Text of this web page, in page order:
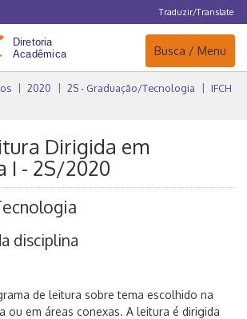
Traduzir/Translate
Navegação
Busca / Menu
2020 2S - Graduação/Tecnologia
IFCH
Dirigida em
I - 2S/2020
disciplina
de leitura sobre tema escolhido na
ou em áreas conexas. A leitura é dirigida